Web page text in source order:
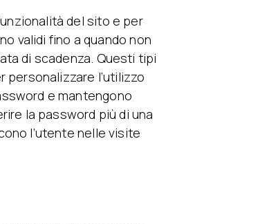
del sito e per
validi fino a quando non
di scadenza. Questi tipi
l’utilizzo
e mantengono
la password più di una
l’utente nelle visite